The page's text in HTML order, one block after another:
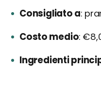
Consigliato a
Costo medio
Ingredienti